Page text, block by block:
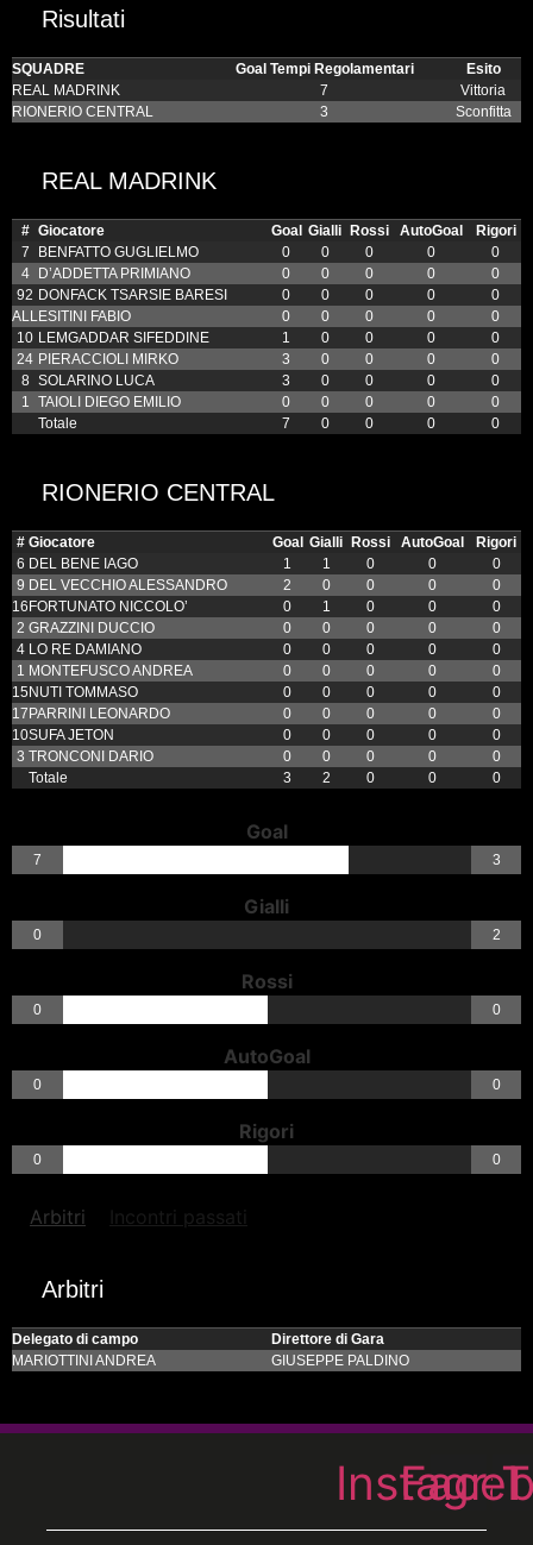
Risultati
SQUADRE Goal Tempi Regolamentari
Esito
REAL MADRINK
7
Vittoria
RIONERIO CENTRAL
3 Sconfitta
REAL MADRINK
# Giocatore Goal Gialli Rossi AutoGoal
Rigori
7
BENFATTO GUGLIELMO 0 0 0 0
0
4
D’ADDETTA PRIMIANO 0 0 0 0
0
92 DONFACK TSARSIE BARESI 0 0 0 0
0
ALL ESITINI FABIO 0 0 0 0
0
10 LEMGADDAR SIFEDDINE 1 0 0 0
0
24 PIERACCIOLI MIRKO 3 0 0 0
0
8 SOLARINO LUCA 3 0 0 0
0
1
TAIOLI DIEGO EMILIO 0 0 0 0
0
Totale
7 0 0 0 0
RIONERIO CENTRAL
# Giocatore Goal Gialli Rossi AutoGoal
Rigori
6 DEL BENE IAGO 1 1 0 0
0
9 DEL VECCHIO ALESSANDRO 2 0 0 0
0
16FORTUNATO NICCOLO’ 0 1 0 0
0
2 GRAZZINI DUCCIO 0 0 0 0
0
4 LO RE DAMIANO 0 0 0 0
0
1 MONTEFUSCO ANDREA 0 0 0 0
0
15NUTI TOMMASO 0 0 0 0
0
17PARRINI LEONARDO 0 0 0 0
0
10SUFA JETON 0 0 0 0
0
3 TRONCONI DARIO 0 0 0 0
0
Totale
3 2 0 0 0
Goal
7 3
Gialli
0 2
Rossi
0 0
AutoGoal
0 0
Rigori
0 0
Arbitri Incontri passati
Arbitri
Delegato di campo
Direttore di Gara
MARIOTTINI ANDREA
GIUSEPPE PALDINO